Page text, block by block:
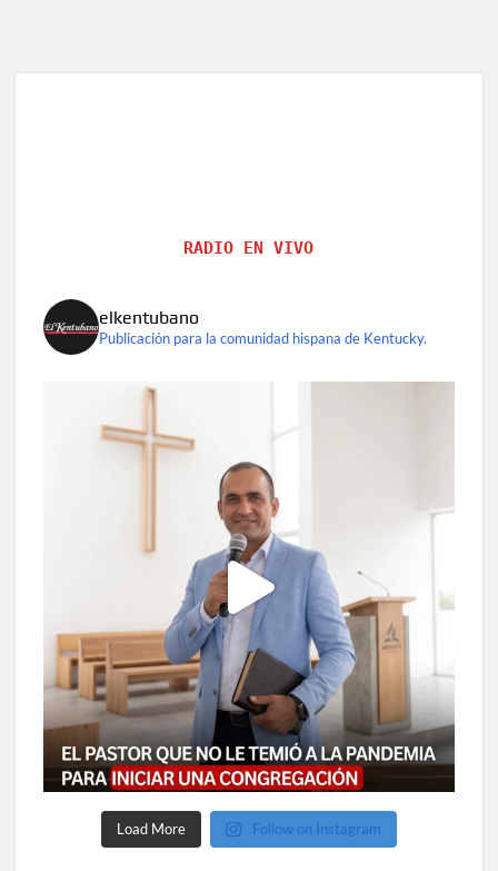
RADIO EN VIVO
elkentubano
Publicación para la comunidad hispana de Kentucky.
Load More Follow on Instagram